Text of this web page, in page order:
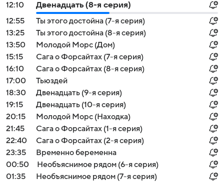
12:10
Двенадцать (8-я серия)
12:55
Ты этого достойна (7-я серия)
13:25
Ты этого достойна (8-я серия)
13:50
Молодой Морс (Дом)
15:15
Сага о Форсайтах (7-я серия)
16:10
Сага о Форсайтах (8-я серия)
17:00
Тьюздей
18:30
Двенадцать (9-я серия)
19:15
Двенадцать (10-я серия)
20:15
Молодой Морс (Находка)
21:45
Сага о Форсайтах (1-я серия)
22:40
Сага о Форсайтах (2-я серия)
23:35
Временно беременна
00:50
Необъяснимое рядом (6-я серия)
01:35
Необъяснимое рядом (7-я серия)